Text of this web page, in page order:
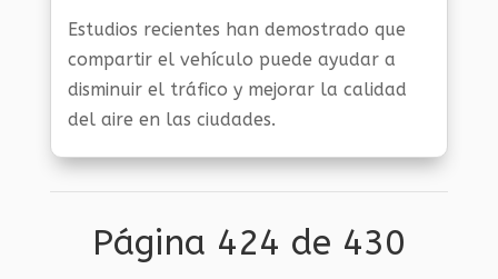
Estudios recientes han demostrado que
compartir el vehículo puede ayudar a
disminuir el tráfico y mejorar la calidad
del aire en las ciudades.
Página 424 de 430